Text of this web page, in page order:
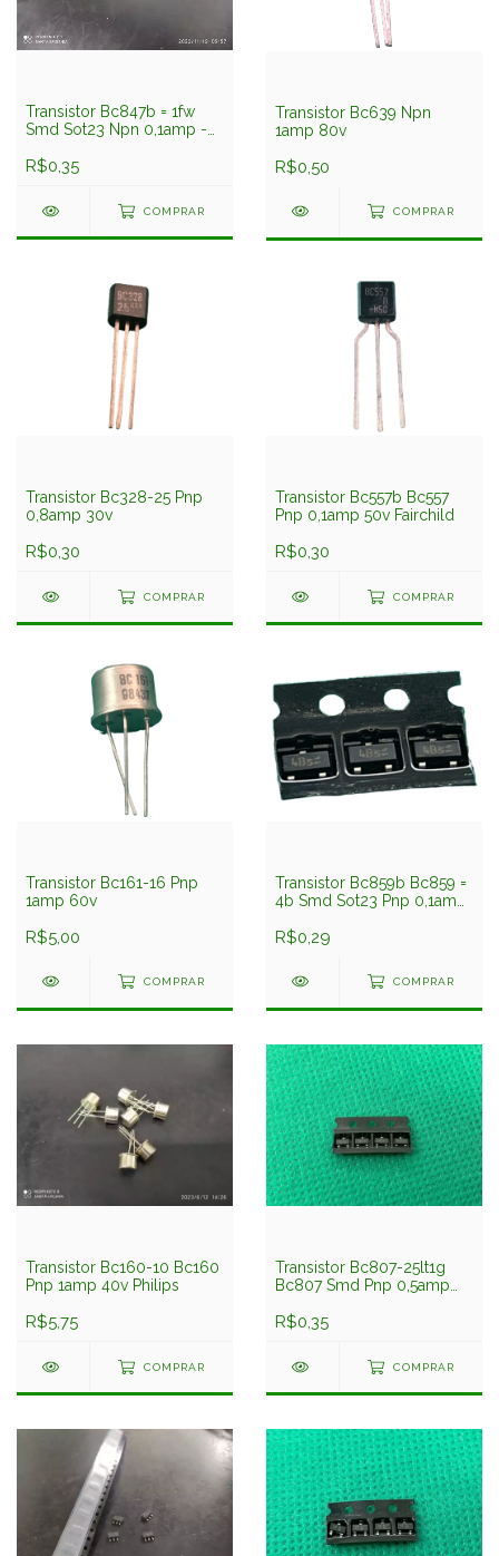
Transistor Bc847b = 1fw
Smd Sot23 Npn 0,1amp -
R$0,35
COMPRAR
Transistor Bc639 Npn
1amp 80v
R$0,50
COMPRAR
Transistor Bc328-25 Pnp
0,8amp 30v
R$0,30
COMPRAR
Transistor Bc557b Bc557
Pnp 0,1amp 50v Fairchild
R$0,30
COMPRAR
Transistor Bc161-16 Pnp
1amp 60v
R$5,00
COMPRAR
Transistor Bc859b Bc859 =
4b Smd Sot23 Pnp 0,1amp
R$0,29
COMPRAR
Transistor Bc160-10 Bc160
Pnp 1amp 40v Philips
R$5,75
COMPRAR
Transistor Bc807-25lt1g
Bc807 Smd Pnp 0,5amp
R$0,35
COMPRAR